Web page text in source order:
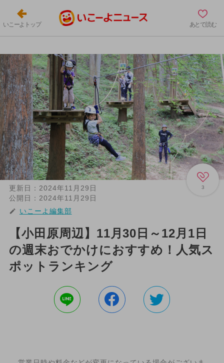
いこーよトップ あとで読む
3
更新日： 2024年11月29日
公開日： 2024年11月29日
いこーよ編集部
【小田原周辺】11月30日～12月1日
の週末おでかけにおすすめ！人気ス
ポットランキング